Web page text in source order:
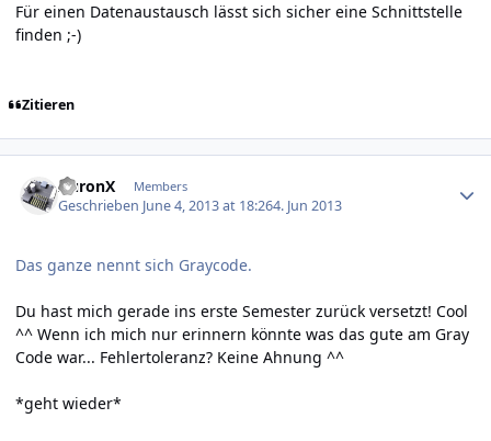
Für einen Datenaustausch lässt sich sicher eine Schnittstelle
finden ;-)
Zitieren
AuronX Members
Geschrieben June 4, 2013 at 18:264. Jun 2013
Das ganze nennt sich Graycode.
Du hast mich gerade ins erste Semester zurück versetzt! Cool
^^ Wenn ich mich nur erinnern könnte was das gute am Gray
Code war... Fehlertoleranz? Keine Ahnung ^^
*geht wieder*